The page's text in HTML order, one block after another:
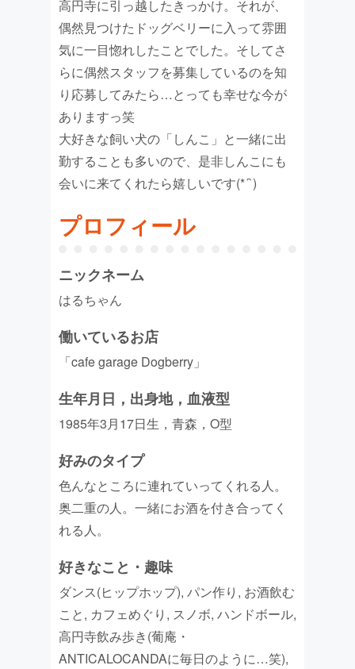
高円寺に引っ越したきっかけ。それが、
偶然見つけたドッグベリーに入って雰囲
気に一目惚れしたことでした。そしてさ
らに偶然スタッフを募集しているのを知
り応募してみたら…とっても幸せな今が
ありますっ笑
大好きな飼い犬の「しんこ」と一緒に出
勤することも多いので、是非しんこにも
会いに来てくれたら嬉しいです(*´`)
プロフィール
ニックネーム
はるちゃん
働いているお店
「cafe garage Dogberry」
生年月日，出身地，血液型
1985年3月17日生，青森，O型
好みのタイプ
色んなところに連れていってくれる人。
奥二重の人。一緒にお酒を付き合ってく
れる人。
好きなこと・趣味
ダンス(ヒップホップ), パン作り, お酒飲む
こと, カフェめぐり, スノボ, ハンドボール,
高円寺飲み歩き(葡庵・
ANTICALOCANDAに毎日のように…笑),